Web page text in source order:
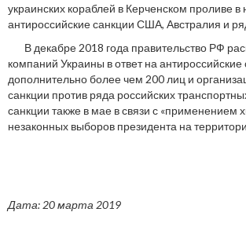
украинских кораблей в Керченском проливе
антироссийские санкции США, Австралия и
В декабре 2018 года правительство РФ
компаний Украины в ответ на
дополнительно более чем 200 лиц и
санкции против ряда российских
санкции также в мае в связи с «применением
незаконных выборов президента на
Дата: 20 марта 2019